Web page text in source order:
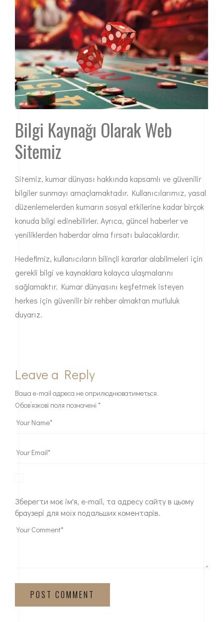
Bilgi Kaynağı Olarak Web
Sitemiz
Sitemiz, kumar dünyası hakkında kapsamlı ve güvenilir
bilgiler sunmayı amaçlamaktadır. Kullanıcılarımız, yasal
düzenlemelerden kumarın sosyal etkilerine kadar birçok
konuda bilgi edinebilirler. Ayrıca, güncel haberler ve
yeniliklerden haberdar olma fırsatı bulacaklardır.
Hedefimiz, kullanıcıların bilinçli kararlar alabilmeleri için
gerekli bilgi ve kaynaklara kolayca ulaşmalarını
sağlamaktır. Kumar dünyasını keşfetmek isteyen
herkes için güvenilir bir rehber olmaktan mutluluk
duyarız.
Leave a Reply
Ваша e-mail адреса не оприлюднюватиметься.
Обов’язкові поля позначені *
Зберегти моє ім'я, e-mail, та адресу сайту в цьому
браузері для моїх подальших коментарів.
POST COMMENT